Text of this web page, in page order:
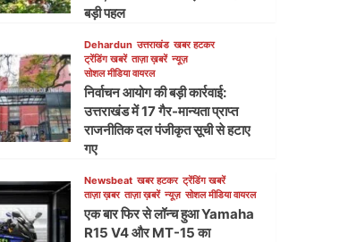
बड़ी पहल
Dehardun उत्तराखंड खबर हटकर
ट्रेंडिंग खबरें ताज़ा ख़बरें न्यूज़
सोशल मीडिया वायरल
निर्वाचन आयोग की बड़ी कार्रवाई:
उत्तराखंड में 17 गैर-मान्यता प्राप्त
राजनीतिक दल पंजीकृत सूची से हटाए
गए
Newsbeat खबर हटकर ट्रेंडिंग खबरें
ताज़ा ख़बर ताज़ा ख़बरें न्यूज़ सोशल मीडिया वायरल
एक बार फिर से लॉन्च हुआ Yamaha
R15 V4 और MT-15 का